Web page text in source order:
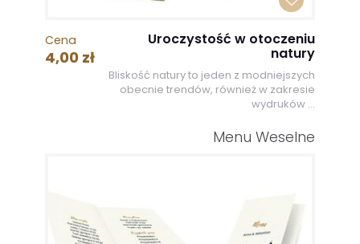
Cena
4,00 zł
Uroczystość w otoczeniu
natury
Bliskość natury to jeden z modniejszych
obecnie trendów, również w zakresie
wydruków ...
Menu Weselne